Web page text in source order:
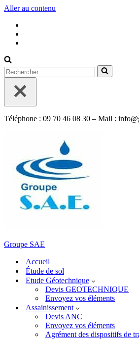
Aller au contenu
Rechercher...
Téléphone : 09 70 46 08 30 – Mail :
Groupe SAE
Accueil
Étude de sol
Etude Géotechnique
Devis GEOTECHNIQUE
Envoyez vos éléments
Assainissement
Devis ANC
Envoyez vos éléments
Agrément des dispositifs de